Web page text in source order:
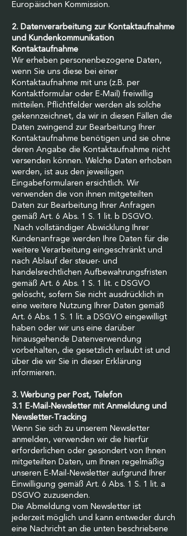
Europäischen Kommission.
2. Datenverarbeitung zur Kontaktaufnahme
und Kundenkommunikation
Kontaktaufnahme
Wir erheben personenbezogene Daten,
wenn Sie uns diese bei einer
Kontaktaufnahme mit uns (z.B. per
Kontaktformular oder E-Mail) freiwillig
mitteilen. Pflichtfelder werden als solche
gekennzeichnet, da wir in diesen Fällen die
Daten zwingend zur Bearbeitung Ihrer
Kontaktaufnahme benötigen und sie ohne
deren Angabe die Kontaktaufnahme nicht
versenden können. Welche Daten erhoben
werden, ist aus den jeweiligen
Eingabeformularen ersichtlich. Wir
verwenden die von ihnen mitgeteilten
Daten zur Bearbeitung Ihrer Anfragen
gemäß Art. 6 Abs. 1 S. 1 lit. b DSGVO.
Nach vollständiger Abwicklung Ihrer
Kundenanfrage werden Ihre Daten für die
weitere Verarbeitung eingeschränkt und
nach Ablauf der steuer- und
handelsrechtlichen Aufbewahrungsfristen
gemäß Art. 6 Abs. 1 S. 1 lit. c DSGVO
gelöscht, sofern Sie nicht ausdrücklich in
eine weitere Nutzung Ihrer Daten gemäß
Art. 6 Abs. 1 S. 1 lit. a DSGVO eingewilligt
haben oder wir uns eine darüber
hinausgehende Datenverwendung
vorbehalten, die gesetzlich erlaubt ist und
über die wir Sie in dieser Erklärung
informieren.
3. Werbung per Post, Telefon
3.1 E-Mail-Newsletter mit Anmeldung und
Newsletter-Tracking
Wenn Sie sich zu unserem Newsletter
anmelden, verwenden wir die hierfür
erforderlichen oder gesondert von Ihnen
mitgeteilten Daten, um Ihnen regelmäßig
unseren E-Mail-Newsletter aufgrund Ihrer
Einwilligung gemäß Art. 6 Abs. 1 S. 1 lit. a
DSGVO zuzusenden.
Die Abmeldung vom Newsletter ist
jederzeit möglich und kann entweder durch
eine Nachricht an die unten beschriebene